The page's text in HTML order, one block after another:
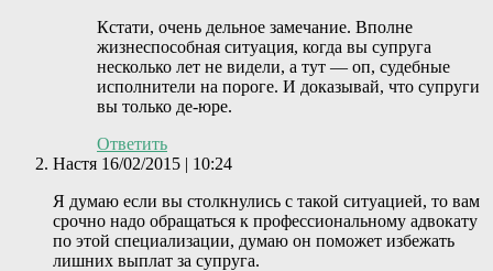
Кстати, очень дельное замечание. Вполне
жизнеспособная ситуация, когда вы супруга
несколько лет не видели, а тут — оп, судебные
исполнители на пороге. И доказывай, что супруги
вы только де-юре.
Ответить
Настя 16/02/2015 | 10:24
Я думаю если вы столкнулись с такой ситуацией, то вам
срочно надо обращаться к профессиональному адвокату
по этой специализации, думаю он поможет избежать
лишних выплат за супруга.